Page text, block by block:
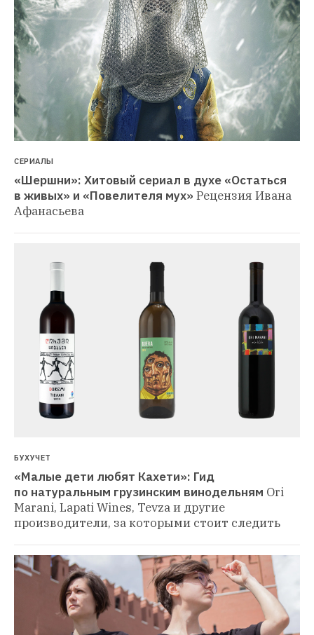
СЕРИАЛЫ
«Шершни»: Хитовый сериал в духе «Остаться
в живых» и «Повелителя мух» Рецензия Ивана
Афанасьева
БУХУЧЕТ
«Малые дети любят Кахети»: Гид
по натуральным грузинским винодельням Ori
Marani, Lapati Wines, Tevza и другие
производители, за которыми стоит следить